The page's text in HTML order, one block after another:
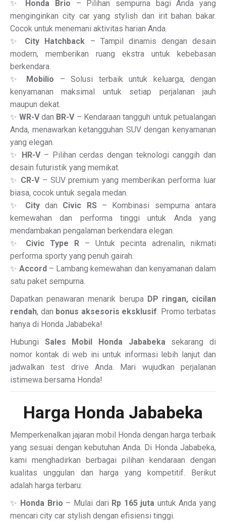
✨ Honda Brio – Pilihan sempurna bagi Anda yang
menginginkan city car yang stylish dan irit bahan bakar.
Cocok untuk menemani aktivitas harian Anda.
✨ City Hatchback – Tampil dinamis dengan desain
modern, memberikan ruang ekstra untuk kebebasan
berkendara.
✨ Mobilio – Solusi terbaik untuk keluarga, dengan
kenyamanan maksimal untuk setiap perjalanan jauh
maupun dekat.
✨ WR-Vdan BR-V– Kendaraan tangguh untuk petualangan
Anda, menawarkan ketangguhan SUV dengan kenyamanan
yang elegan.
✨ HR-V– Pilihan cerdas dengan teknologi canggih dan
desain futuristik yang memikat.
✨ CR-V– SUV premium yang memberikan performa luar
biasa, cocok untuk segala medan.
✨ Citydan Civic RS– Kombinasi sempurna antara
kemewahan dan performa tinggi untuk Anda yang
mendambakan pengalaman berkendara elegan.
✨ Civic Type R – Untuk pecinta adrenalin, nikmati
performa sporty yang penuh gairah.
✨ Accord– Lambang kemewahan dan kenyamanan dalam
satu paket sempurna.
Dapatkan penawaran menarik berupa DP ringan, cicilan
rendah, dan bonus aksesoris eksklusif. Promo terbatas
hanya di Honda Jababeka!
Hubungi Sales Mobil Honda Jababekasekarang di
nomor kontak di web ini untuk informasi lebih lanjut dan
jadwalkan test drive Anda. Mari wujudkan perjalanan
istimewa bersama Honda!
Harga Honda Jababeka
Memperkenalkan jajaran mobil Honda dengan harga terbaik
yang sesuai dengan kebutuhan Anda. Di Honda Jababeka,
kami menghadirkan berbagai pilihan kendaraan dengan
kualitas unggulan dan harga yang kompetitif. Berikut
adalah harga terbaru:
✨ Honda Brio – Mulai dari Rp 165 juta untuk Anda yang
mencari city car stylish dengan efisiensi tinggi.